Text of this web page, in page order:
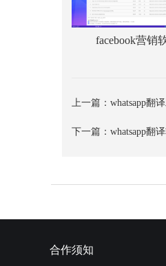
facebook营销
上一篇：whatsapp翻
下一篇：whatsapp翻
合作须知